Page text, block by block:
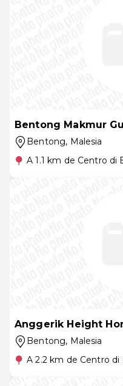
Bentong Makmur
Bentong, Malesia
A 1.1 km de Centro di
Anggerik Height
Bentong, Malesia
A 2.2 km de Centro